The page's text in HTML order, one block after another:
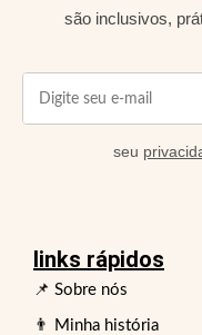
são inclusivos,
seu
links rápidos
📌 Sobre nós
👨 Minha história